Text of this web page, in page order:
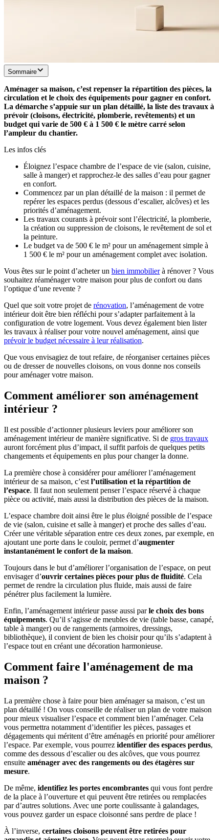
Sommaire
Aménager sa maison, c’est repenser la répartition des pièces, la
circulation et le choix des équipements pour gagner en confort.
La démarche s’appuie sur un plan détaillé, la liste des travaux à
prévoir (cloisons, électricité, plomberie, revêtements) et un
budget qui varie de 500 € à 1 500 € le mètre carré selon
l’ampleur du chantier.
Les infos clés
Éloignez l’espace chambre de l’espace de vie (salon, cuisine,
salle à manger) et rapprochez-le des salles d’eau pour gagner
en confort.
Commencez par un plan détaillé de la maison : il permet de
repérer les espaces perdus (dessous d’escalier, alcôves) et les
priorités d’aménagement.
Les travaux courants à prévoir sont l’électricité, la plomberie,
la création ou suppression de cloisons, le revêtement de sol et
la peinture.
Le budget va de 500 € le m² pour un aménagement simple à
1 500 € le m² pour un aménagement complet avec isolation.
Vous êtes sur le point d’acheter un bien immobilierà rénover ? Vous
souhaitez réaménager votre maison pour plus de confort ou dans
l’optique d’une revente ?
Quel que soit votre projet de rénovation, l’aménagement de votre
intérieur doit être bien réfléchi pour s’adapter parfaitement à la
configuration de votre logement. Vous devez également bien lister
les travaux à réaliser pour votre nouvel aménagement, ainsi que
prévoir le budget nécessaire à leur réalisation.
Que vous envisagiez de tout refaire, de réorganiser certaines pièces
ou de dresser de nouvelles cloisons, on vous donne nos conseils
pour aménager votre maison.
Comment améliorer son aménagement
intérieur ?
Il est possible d’actionner plusieurs leviers pour améliorer son
aménagement intérieur de manière significative. Si de gros travaux
auront forcément plus d’impact, il suffit parfois de quelques petits
changements et équipements en plus pour changer la donne.
La première chose à considérer pour améliorer l’aménagement
intérieur de sa maison, c’est l’utilisation et la répartition de
l’espace. Il faut non seulement penser l’espace réservé à chaque
pièce ou activité, mais aussi la distribution des pièces de la maison.
L’espace chambre doit ainsi être le plus éloigné possible de l’espace
de vie (salon, cuisine et salle à manger) et proche des salles d’eau.
Créer une véritable séparation entre ces deux zones, par exemple, en
ajoutant une porte dans le couloir, permet d’augmenter
instantanément le confort de la maison.
Toujours dans le but d’améliorer l’organisation de l’espace, on peut
envisager d’ouvrir certaines pièces pour plus de fluidité. Cela
permet de rendre la circulation plus fluide, mais aussi de faire
pénétrer plus facilement la lumière.
Enfin, l’aménagement intérieur passe aussi parle choix des bons
équipements. Qu’il s’agisse de meubles de vie (table basse, canapé,
table à manger) ou de rangements (armoires, dressings,
bibliothèque), il convient de bien les choisir pour qu’ils s’adaptent à
l’espace tout en créant une décoration harmonieuse.
Comment faire l'aménagement de ma
maison ?
La première chose à faire pour bien aménager sa maison, c’est un
plan détaillé ! On vous conseille de réaliser un plan de votre maison
pour mieux visualiser l’espace et comment bien l’aménager. Cela
vous permettra notamment d’identifier les pièces, passages et
dégagements qui méritent d’être aménagés en priorité pour améliorer
l’espace. Par exemple, vous pourrez identifier des espaces perdus,
comme des dessous d’escalier ou des alcôves, que vous pourrez
ensuite aménager avec des rangements ou des étagères sur
mesure.
De même, identifiez les portes encombrantes qui vous font perdre
de la place à l’ouverture et qui peuvent être retirées ou remplacées
par d’autres solutions. Avec une porte coulissante à galandages,
vous pouvez garder un espace cloisonné sans perdre de place !
À l’inverse, certaines cloisons peuvent être retirées pour